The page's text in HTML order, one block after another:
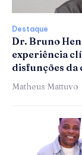
Destaque
Dr. Bruno
experiência
disfunções da
Matheus Mattuvo